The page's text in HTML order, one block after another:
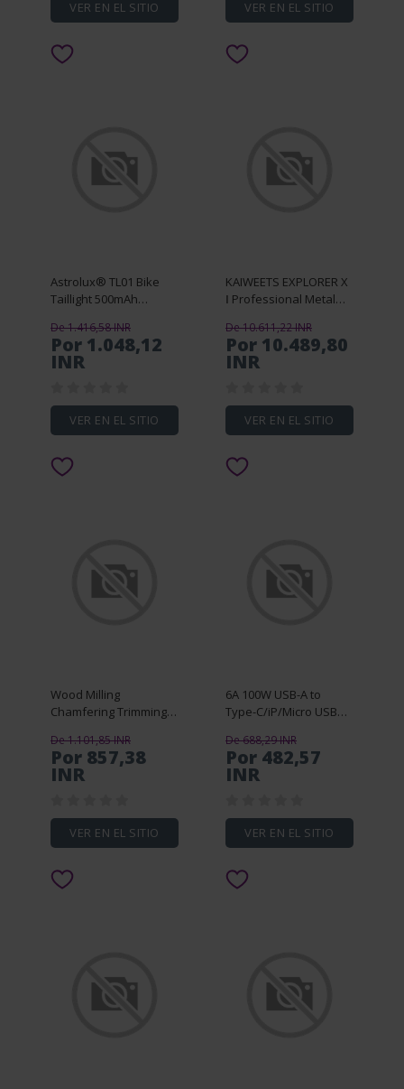
VER EN EL SITIO VER EN EL SITIO
Astrolux® TL01 Bike
Taillight 500mAh
USB-C Rechargeable
IPX6 Waterproof Wear-
resistant Aluminum Sh
De 1.416,58 INR
Por 1.048,12
INR
VER EN EL SITIO
KAIWEETS EXPLORER X
Ⅰ Professional Metal
Detection Modes High
Accuracy IP68
Waterproof Coil
De 10.611,22 INR
Por 10.489,80
INR
VER EN EL SITIO
Wood Milling
Chamfering Trimming
Board Router Table
Insert Plate High
Accuracy Router
De 1.101,85 INR
Por 857,38
INR
VER EN EL SITIO
6A 100W USB-A to
Type-C/iP/Micro USB
Charging Data
Transmission Copper
Core Line 1.2M Long for
De 688,29 INR
Por 482,57
INR
VER EN EL SITIO